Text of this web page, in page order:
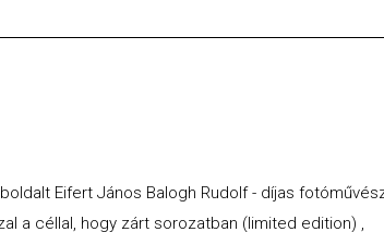
Eifert János Balogh Rudolf - díjas
a céllal, hogy zárt sorozatban (limited edition) ,